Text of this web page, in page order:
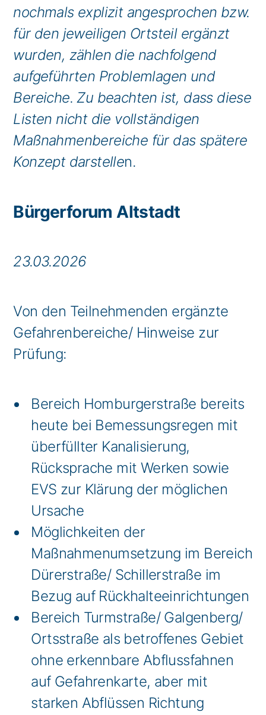
nochmals explizit angesprochen bzw.
für den jeweiligen Ortsteil ergänzt
wurden, zählen die nachfolgend
aufgeführten Problemlagen und
Bereiche. Zu beachten ist, dass diese
Listen nicht die vollständigen
Maßnahmenbereiche für das spätere
Konzept darstellen.
Bürgerforum Altstadt
23.03.2026
Von den Teilnehmenden ergänzte
Gefahrenbereiche/ Hinweise zur
Prüfung:
Bereich Homburgerstraße bereits
heute bei Bemessungsregen mit
überfüllter Kanalisierung,
Rücksprache mit Werken sowie
EVS zur Klärung der möglichen
Ursache
Möglichkeiten der
Maßnahmenumsetzung im Bereich
Dürerstraße/ Schillerstraße im
Bezug auf Rückhalteeinrichtungen
Bereich Turmstraße/ Galgenberg/
Ortsstraße als betroffenes Gebiet
ohne erkennbare Abflussfahnen
auf Gefahrenkarte, aber mit
starken Abflüssen Richtung